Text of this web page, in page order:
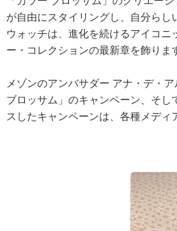
が自由にスタイリングし、自分らし
ウォッチは、進化を続けるアイコニ
ー・コレクションの最新章を飾りま
メゾンのアンバサダー アナ・デ・
ブロッサム」のキャンペーン、そし
スしたキャンペーンは、各種メディ